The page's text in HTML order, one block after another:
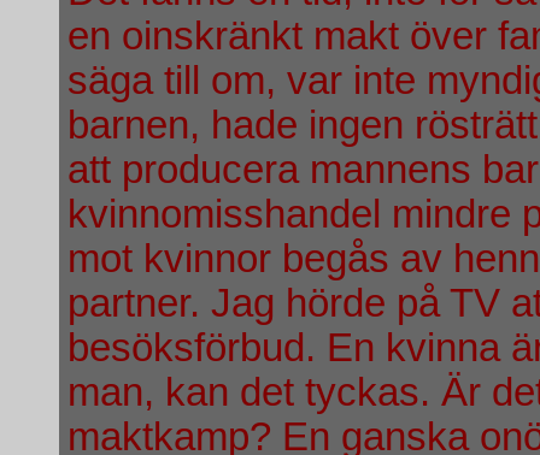
en oinskränkt makt över
säga till om, var inte
barnen, hade ingen
att producera mannens
kvinnomisshandel mindre
mot kvinnor begås av
partner. Jag hörde på TV
besöksförbud. En kvinna
man, kan det tyckas. Är
maktkamp? En ganska